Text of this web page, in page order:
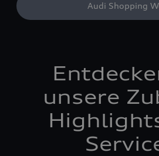
Audi Shopping
unsere